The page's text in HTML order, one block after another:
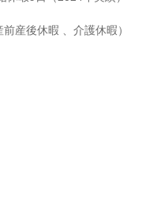
産後休暇 、介護休暇）